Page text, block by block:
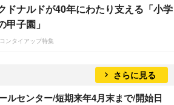
ドナルドが40年にわたり支える「小学
甲子園」
ンタイアップ特集
さらに見る
ルセンター/短期来年4月末まで/開始日